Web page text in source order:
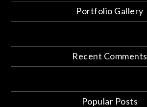
Portfolio Gallery
Recent Comments
Popular Posts